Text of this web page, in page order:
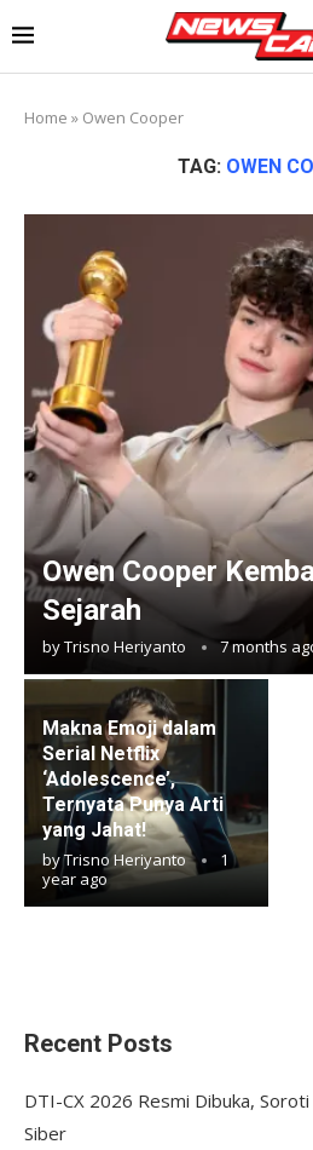
Home » Owen Cooper
TAG: OWEN
Owen Cooper
Sejarah
byTrisno Heriyanto 7 months
Makna Emoji dalam
Serial Netflix
‘Adolescence’,
Ternyata Punya Arti
yang Jahat!
byTrisno Heriyanto
1
year ago
Recent Posts
DTI-CX 2026 Resmi Dibuka,
Siber